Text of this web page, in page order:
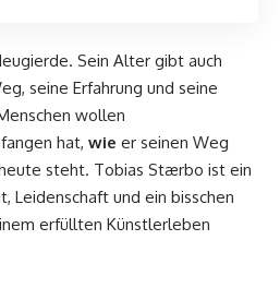
Sein Alter gibt auch
seine Erfahrung und seine
wollen
hat, wie er seinen Weg
steht. Tobias Stærbo ist ein
Leidenschaft und ein bisschen
erfüllten Künstlerleben